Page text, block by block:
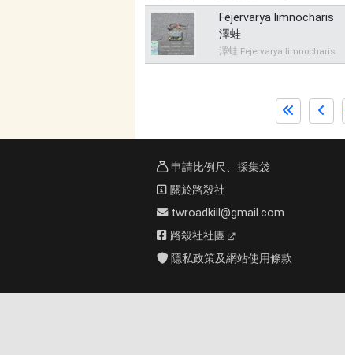
Fejervarya limnocharis
澤蛙
澤蛙 Fejervarya limnocharis
申請比例尺、採集袋
關於路殺社
twroadkill@gmail.com
路殺社社團
隱私政策及網站使用條款